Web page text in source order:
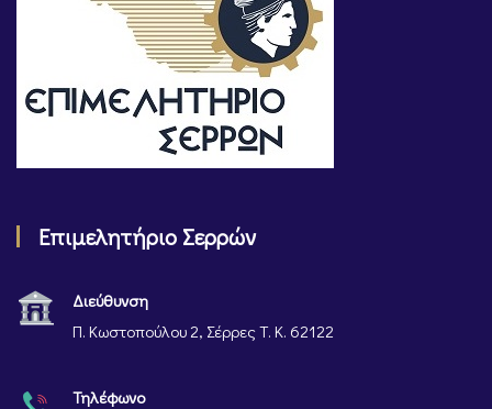
Επιμελητήριο Σερρών
Διεύθυνση
Π. Κωστοπούλου 2, Σέρρες Τ. Κ. 62122
Τηλέφωνο